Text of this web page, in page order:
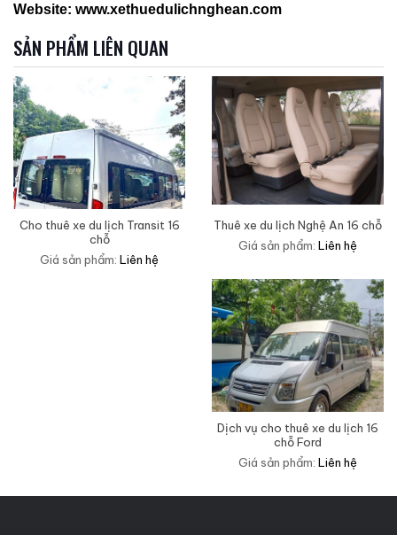
Website: www.xethuedulichnghean.com
SẢN PHẨM LIÊN QUAN
Cho thuê xe du lịch Transit 16
chỗ
Giá sản phẩm: Liên hệ
Thuê xe du lịch Nghệ An 16 chỗ
Giá sản phẩm: Liên hệ
Dịch vụ cho thuê xe du lịch 16
chỗ Ford
Giá sản phẩm: Liên hệ